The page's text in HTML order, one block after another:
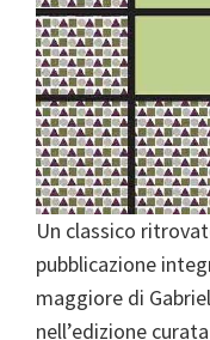
Un classico
pubblicazione
maggiore di
nell’edizione